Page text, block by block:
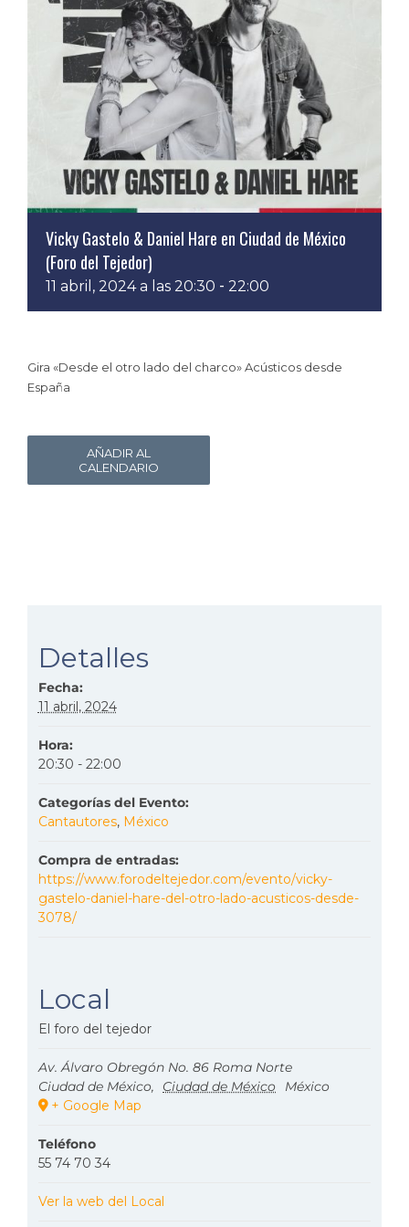
Vicky Gastelo & Daniel Hare en Ciudad de México
(Foro del Tejedor)
11 abril, 2024 a las 20:30 - 22:00
Gira «Desde el otro lado del charco» Acústicos desde
España
AÑADIR AL
CALENDARIO
Detalles
Fecha:
11 abril, 2024
Hora:
20:30 - 22:00
Categorías del Evento:
Cantautores, México
Compra de entradas:
https://www.forodeltejedor.com/evento/vicky-
gastelo-daniel-hare-del-otro-lado-acusticos-desde-
3078/
Local
El foro del tejedor
Av. Álvaro Obregón No. 86 Roma Norte
Ciudad de México, Ciudad de México
México
+ Google Map
Teléfono
55 74 70 34
Ver la web del Local